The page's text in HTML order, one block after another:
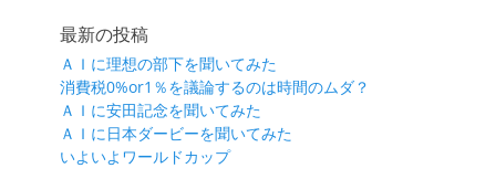
ビ
ゲ
ー
シ
ョ
ン
稿:
最新の投稿
ＡＩに理想の部下を聞いてみた
消費税0%or1％を議論するのは時間のムダ？
ＡＩに安田記念を聞いてみた
ＡＩに日本ダービーを聞いてみた
いよいよワールドカップ